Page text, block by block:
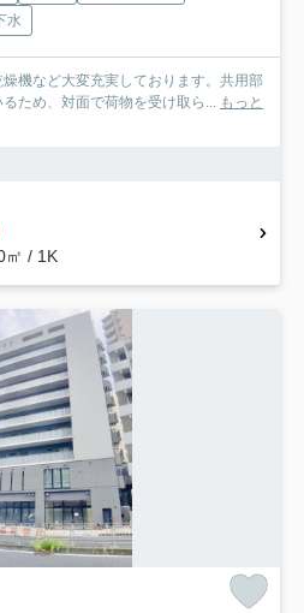
水
機など大変充実しております。共用部
ため、対面で荷物を受け取ら... もっと
㎡ / 1K